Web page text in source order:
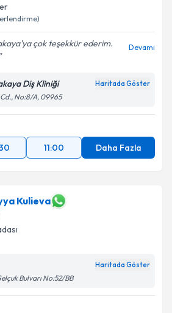
çok teşekkür ederim.
Devamı
Diş Kliniği Haritada Göster
No:8/A, 09965
11:00 Daha Fazla
Kulieva
Haritada Göster
Bulvarı No:52/BB